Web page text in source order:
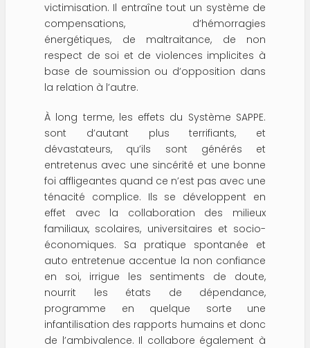
victimisation. Il entraîne tout un système de
compensations, d’hémorragies
énergétiques, de maltraitance, de non
respect de soi et de violences implicites à
base de soumission ou d’opposition dans
la relation à l’autre.
À long terme, les effets du Système SAPPE.
sont d’autant plus terrifiants, et
dévastateurs, qu’ils sont générés et
entretenus avec une sincérité et une bonne
foi affligeantes quand ce n’est pas avec une
ténacité complice. Ils se développent en
effet avec la collaboration des milieux
familiaux, scolaires, universitaires et socio-
économiques. Sa pratique spontanée et
auto entretenue accentue la non confiance
en soi, irrigue les sentiments de doute,
nourrit les états de dépendance,
programme en quelque sorte une
infantilisation des rapports humains et donc
de l’ambivalence. Il collabore également à